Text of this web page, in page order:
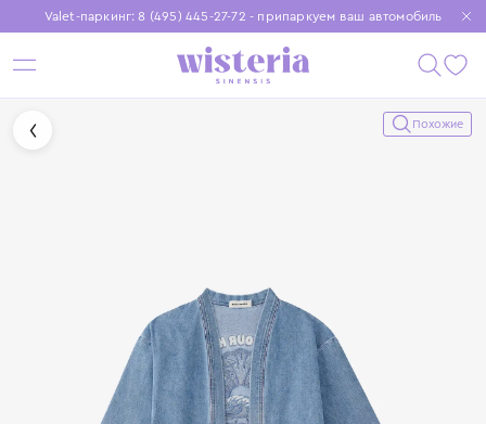
Valet-паркинг: 8 (495) 445-27-72 - припаркуем ваш автомобиль
Бесплатная доставка при заказе от 15 000 ₽
Установите приложение, чтобы покупки были еще удобнее
Похожие